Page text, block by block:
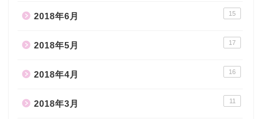
2018年6月 15
2018年5月 17
2018年4月 16
2018年3月 11